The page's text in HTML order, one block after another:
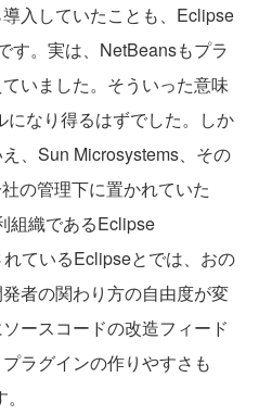
入していたことも、Eclipse
す。実は、NetBeansもプラ
いました。そういった意味
なり得るはずでした。しか
、Sun Microsystems、その
の管理下に置かれていた
組織であるEclipse
ているEclipseとでは、おの
者の関わり方の自由度が変
ースコードの改造フィード
ラグインの作りやすさも